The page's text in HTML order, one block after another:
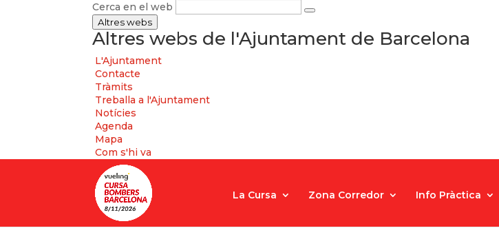
Cerca en el web
Altres webs
Altres webs de l'Ajuntament de Barcelona
L'Ajuntament
Contacte
Tràmits
Treballa a l'Ajuntament
Notícies
Agenda
Mapa
Com s'hi va
La Cursa Zona Corredor Info Pràctica